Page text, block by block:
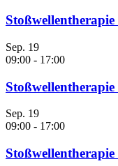
Sep. 19
09:00 - 17:00
Sep. 19
09:00 - 17:00